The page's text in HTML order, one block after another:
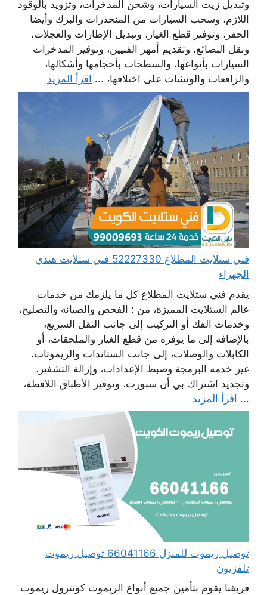
وتبديل زيت السيارات، وشحن المدخرات، وتزويد بالوقود
اللازم، وسحب السيارات من المنحدرات والبرك وأيضا
الحفر، وتوفير قطع الغيار، وتبديل الإطارات والعجلات،
ونقل البضائع، وتقديم أمهر الفنيين، وتوفير المدخرات
السيارات بأنواعها، والسطحات بأحجامها وأشكالها،
والرافعات والونشات على اختلافها، ... اقرأ المزيد
فني ستلايت المطلاع 52227330 فني ستلايت هندي
الجهراء
يقدم فني ستلايت المطلاع كل ما يلزمك من خدمات
عالم الستلايت المميزة، من : الفحص والصيانة والتصليح،
وخدمات الفك أو التركيب إلى جانب النقل السريع،
بالإضافة إلى ما يوفره من قطع الغيار والملحقات، أو
الكابلات والوصلات، إلى جانب الستاندات والريموتات،
غير خدمة البرمجة وضبط الإعدادات، وإزالة التشفير،
وتجديد اشتراك بي أن سبورت، وتوفير الأطباق اللاقطة،
... اقرأ المزيد
توصيل ريموت للمنزل 66041166 توصيل ريموت
تلفزيون
فريقنا يقوم بتأمين جميع أنواع الريموت كونترول ريموت